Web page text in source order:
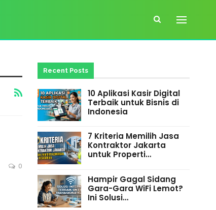
0
Recent Posts
10 Aplikasi Kasir Digital
Terbaik untuk Bisnis di
Indonesia
7 Kriteria Memilih Jasa
Kontraktor Jakarta
untuk Properti…
Hampir Gagal Sidang
Gara-Gara WiFi Lemot?
Ini Solusi…